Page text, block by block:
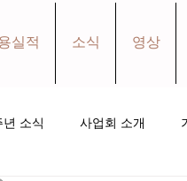
실적 소식 영상
년 소식 사업회 소개